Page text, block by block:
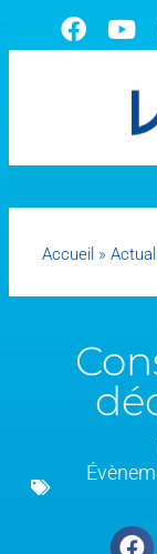
Accueil »